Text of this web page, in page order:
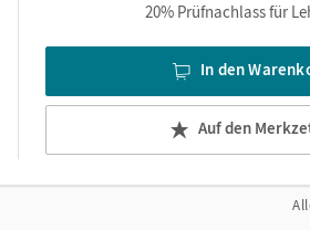
20% Prüfnachlass für
In den
Auf den